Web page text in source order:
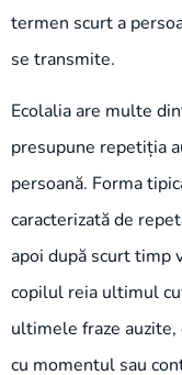
termen scurt a
se transmite.
Ecolalia are multe
presupune repetiția
persoană. Forma
caracterizată de
apoi după scurt timp
copilul reia ultimul
ultimele fraze
cu momentul sau